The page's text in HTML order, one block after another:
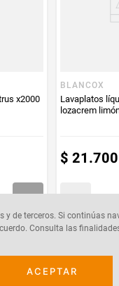
y de terceros. Si continúas
Consulta las
ACEPTAR
x2000
BLANCOX
Lavaplatos
lozacrem limón y aloe x850 ml +
$ 21.700